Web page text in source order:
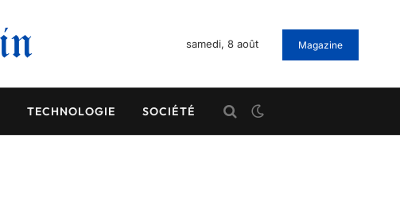
samedi, 8 août Magazine
TECHNOLOGIE SOCIÉTÉ